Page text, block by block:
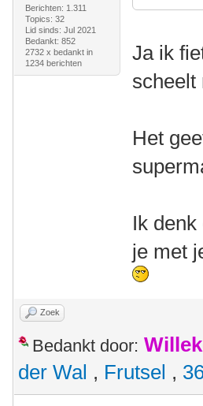
Berichten: 1.311
Topics: 32
Lid sinds: Jul 2021
Bedankt: 852
2732 x bedankt in
1234 berichten
Ja ik
Het
Ik
je met
Zoek
Bedankt door:
der Wal , Frutsel ,